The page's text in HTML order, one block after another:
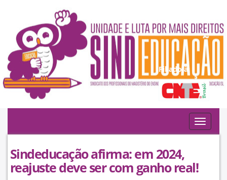
Filiado à:
Toggle
Sindeducação afirma: em 2024,
reajuste deve ser com ganho real!